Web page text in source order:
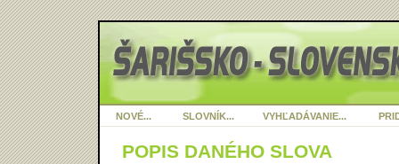
NOVÉ... SLOVNÍK... VYHĽADÁVANIE...
POPIS DANÉHO SLOVA